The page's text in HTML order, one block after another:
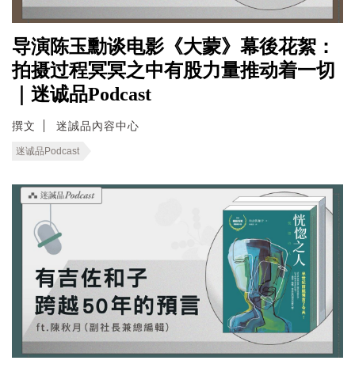
导演陈玉勳谈电影《大蒙》幕後花絮：
拍摄过程冥冥之中有股力量推动着一切
｜迷诚品Podcast
撰文 迷誠品內容中心
迷诚品Podcast